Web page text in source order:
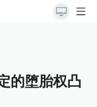
的堕胎权凸